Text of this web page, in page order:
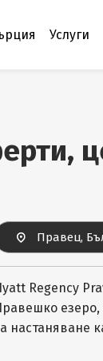
Услуги
Правец,
Regency
езеро,
настаняване